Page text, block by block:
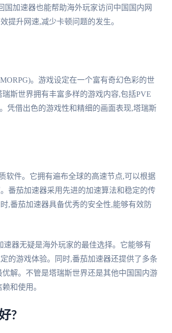
加速器也能帮助海外玩家访问中国国内网
提升网速,减少卡顿问题的发生。
。游戏设定在一个富有奇幻色彩的世
斯世界拥有丰富多样的游戏内容,包括PVE
凭借出色的游戏性和精细的画面表现,塔瑞斯
软件。它拥有遍布全球的高速节点,可以根据
番茄加速器采用先进的加速算法和稳定的传
,番茄加速器具备优秀的安全性,能够有效防
器无疑是海外玩家的最佳选择。它能够有
的游戏体验。同时,番茄加速器还提供了多条
解。不管是塔瑞斯世界还是其他中国国内游
和使用。
?